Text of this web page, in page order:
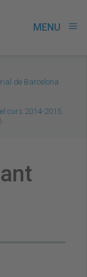
MENU menu
de Barcelona
curs 2014-2015